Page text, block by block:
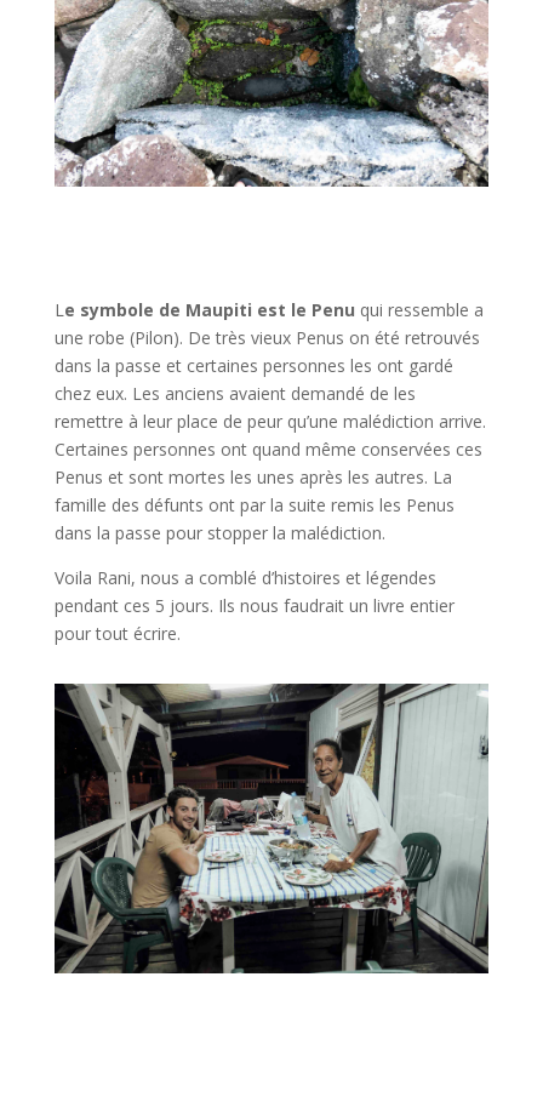
Le symbole de Maupiti est le Penu qui ressemble a
une robe (Pilon). De très vieux Penus on été retrouvés
dans la passe et certaines personnes les ont gardé
chez eux. Les anciens avaient demandé de les
remettre à leur place de peur qu’une malédiction arrive.
Certaines personnes ont quand même conservées ces
Penus et sont mortes les unes après les autres. La
famille des défunts ont par la suite remis les Penus
dans la passe pour stopper la malédiction.
Voila Rani, nous a comblé d’histoires et légendes
pendant ces 5 jours. Ils nous faudrait un livre entier
pour tout écrire.